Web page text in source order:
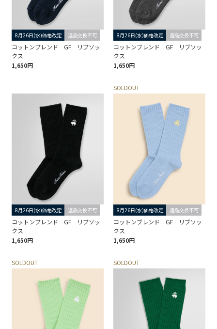
8月26日(水)価格改定 返品交換不可
コットンブレンド GF リブソッ
クス
1,650円
8月26日(水)価格改定 返品交換不可
コットンブレンド GF リブソッ
クス
1,650円
8月26日(水)価格改定 返品交換不可
コットンブレンド GF リブソッ
クス
1,650円
SOLDOUT
8月26日(水)価格改定 返品交換不可
コットンブレンド GF リブソッ
クス
1,650円
SOLDOUT SOLDOUT